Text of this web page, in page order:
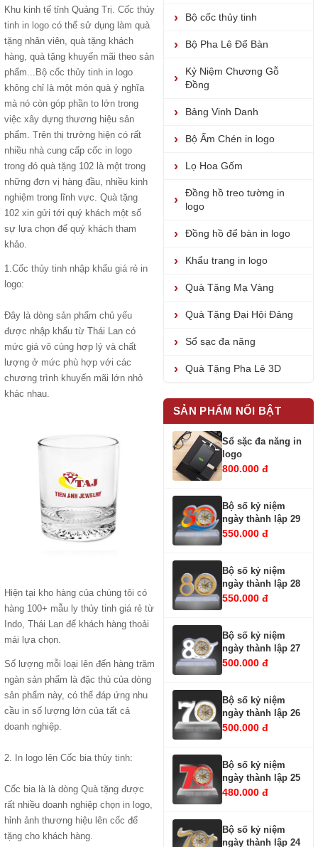
Khu kinh tế tỉnh Quảng Trị. Cốc thủy
tinh in logo có thể sử dụng làm quà
tặng nhân viên, quà tặng khách
hàng, quà tặng khuyến mãi theo sản
phẩm... Bộ cốc thủy tinh in logo
không chỉ là một món quà ý nghĩa
mà nó còn góp phần to lớn trong
việc xây dựng thương hiệu sản
phẩm. Trên thị trường hiện có rất
nhiều nhà cung cấp cốc in logo
trong đó quà tặng 102 là một trong
những đơn vị hàng đầu, nhiều kinh
nghiệm trong lĩnh vực. Quà tặng
102 xin gửi tới quý khách một số
sự lựa chọn để quý khách tham
khảo.
1.Cốc thủy tinh nhập khẩu giá rẻ in
logo:
Đây là dòng sản phẩm chủ yếu
được nhập khẩu từ Thái Lan có
mức giá vô cùng hợp lý và chất
lượng ở mức phù hợp với các
chương trình khuyến mãi lớn nhỏ
khác nhau.
Hiện tại kho hàng của chúng tôi có
hàng 100+ mẫu ly thủy tinh giá rẻ từ
Indo, Thái Lan để khách hàng thoải
mái lựa chọn.
Số lượng mỗi loại lên đến hàng trăm
ngàn sản phẩm là đặc thù của dòng
sản phẩm này, có thể đáp ứng nhu
cầu in số lượng lớn của tất cả
doanh nghiệp.
2. In logo lên Cốc bia thủy tinh:
Cốc bia là là dòng Quà tặng được
rất nhiều doanh nghiệp chọn in logo,
hỉnh ảnh thương hiệu lên cốc để
tặng cho khách hàng.
Bộ cốc thủy tinh
Bộ Pha Lê Để Bàn
Kỷ Niệm Chương Gỗ
Đồng
Bảng Vinh Danh
Bộ Ấm Chén in logo
Lọ Hoa Gốm
Đồng hồ treo tường in
logo
Đồng hồ để bàn in logo
Khẩu trang in logo
Quà Tặng Mạ Vàng
Quà Tặng Đại Hội Đảng
Sổ sạc đa năng
Quà Tặng Pha Lê 3D
SẢN PHẨM NỔI BẬT
Sổ sặc đa năng in
logo
800.000 đ
Bộ số kỷ niệm
ngày thành lập 29
550.000 đ
Bộ số kỷ niệm
ngày thành lập 28
550.000 đ
Bộ số kỷ niệm
ngày thành lập 27
500.000 đ
Bộ số kỷ niệm
ngày thành lập 26
500.000 đ
Bộ số kỷ niệm
ngày thành lập 25
480.000 đ
Bộ số kỷ niệm
ngày thành lập 24